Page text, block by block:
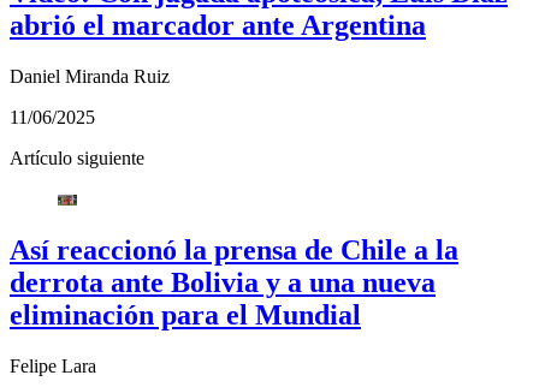
abrió el marcador ante Argentina
Daniel Miranda Ruiz
11/06/2025
Artículo siguiente
Así reaccionó la prensa de Chile a la
derrota ante Bolivia y a una nueva
eliminación para el Mundial
Felipe Lara